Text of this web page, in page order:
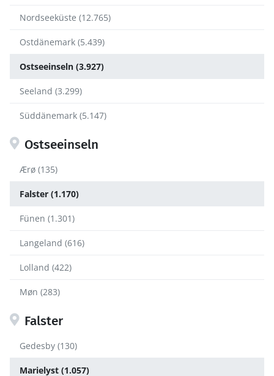
Nordseeküste (12.765)
Ostdänemark (5.439)
Ostseeinseln (3.927)
Seeland (3.299)
Süddänemark (5.147)
Ostseeinseln
Ærø (135)
Falster (1.170)
Fünen (1.301)
Langeland (616)
Lolland (422)
Møn (283)
Falster
Gedesby (130)
Marielyst (1.057)